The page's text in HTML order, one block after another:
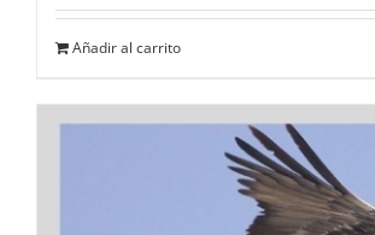
Añadir al carrito